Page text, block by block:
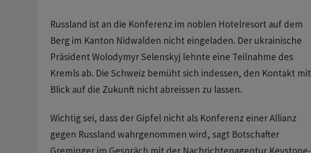
Russland ist an die Konferenz im noblen Hotelresort auf dem
Berg im Kanton Nidwalden nicht eingeladen. Der ukrainische
Präsident Wolodymyr Selenskyj lehnte eine Teilnahme des
Kremls ab. Die Schweiz bemüht sich indessen, den Kontakt mit
Blick auf die Zukunft nicht abreissen zu lassen.
Wichtig sei, dass der Gipfel nicht als Konferenz einer Allianz
gegen Russland wahrgenommen wird, sagt Botschafter
Greminger im Gespräch mit der Nachrichtenagentur Keystone-